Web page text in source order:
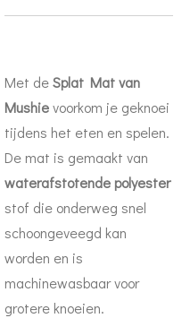
Met deSplat Mat van
Mushievoorkom je geknoei
tijdens het eten en spelen.
De mat is gemaakt van
waterafstotende polyester
stof die onderweg snel
schoongeveegd kan
worden en is
machinewasbaar voor
grotere knoeien.